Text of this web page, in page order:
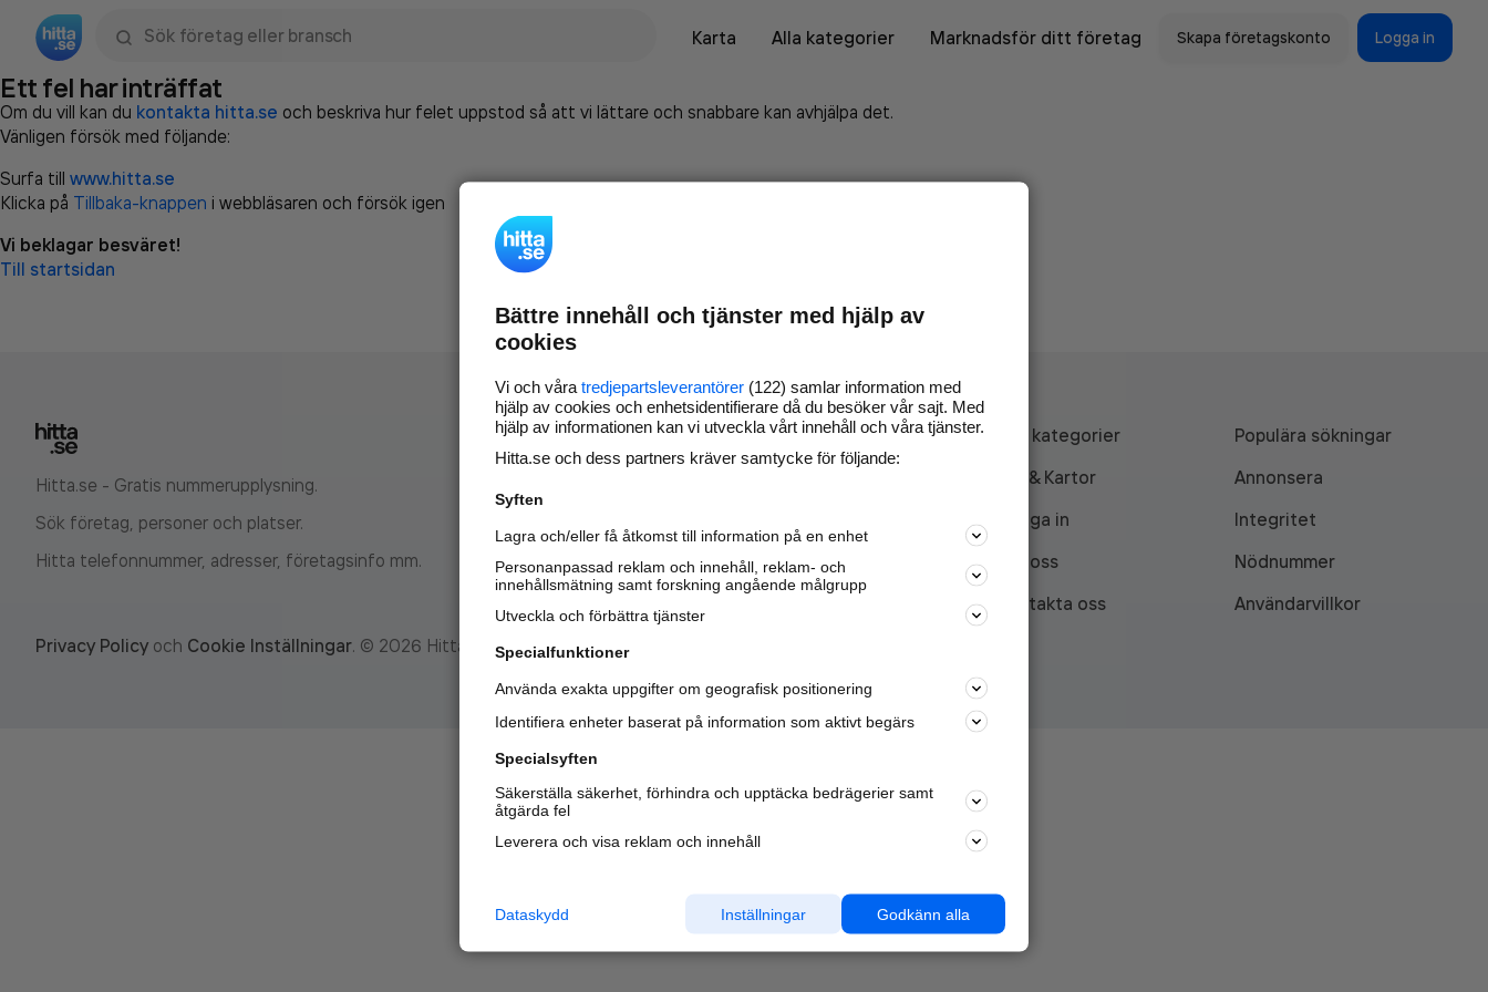
Karta
Alla kategorier Marknadsför ditt företag Skapa företagskonto Logga in
Ett fel har inträffat
Om du vill kan du kontakta hitta.se och beskriva hur felet uppstod så att vi lättare och snabbare kan avhjälpa det.
Vänligen försök med följande:
Surfa till www.hitta.se
Klicka på Tillbaka-knappen i webbläsaren och försök igen
Vi beklagar besväret!
Till startsidan
Hitta.se - Gratis nummerupplysning.
Sök företag, personer och platser.
Hitta telefonnummer, adresser, företagsinfo mm.
Marknadsför företaget på
nya kunder och
samarbetspartners nära dig.
Läs mer här
Alla kategorier
Populära sökningar
API & Kartor
Annonsera
Logga in
Integritet
Om oss
Nödnummer
Kontakta oss
Användarvillkor
Privacy Policy och Cookie Inställningar. © 2026 Hitta.se
Bättre innehåll och tjänster med hjälp av
cookies
Vi och våra tredjepartsleverantörer (122) samlar information med
hjälp av cookies och enhetsidentifierare då du besöker vår sajt. Med
hjälp av informationen kan vi utveckla vårt innehåll och våra tjänster.
Hitta.se och dess partners kräver samtycke för följande:
Syften
Lagra och/eller få åtkomst till information på en enhet
Personanpassad reklam och innehåll, reklam- och
innehållsmätning samt forskning angående målgrupp
Utveckla och förbättra tjänster
Specialfunktioner
Använda exakta uppgifter om geografisk positionering
Identifiera enheter baserat på information som aktivt begärs
Specialsyften
Säkerställa säkerhet, förhindra och upptäcka bedrägerier samt
åtgärda fel
Leverera och visa reklam och innehåll
Godkänn alla
Inställningar
Dataskydd